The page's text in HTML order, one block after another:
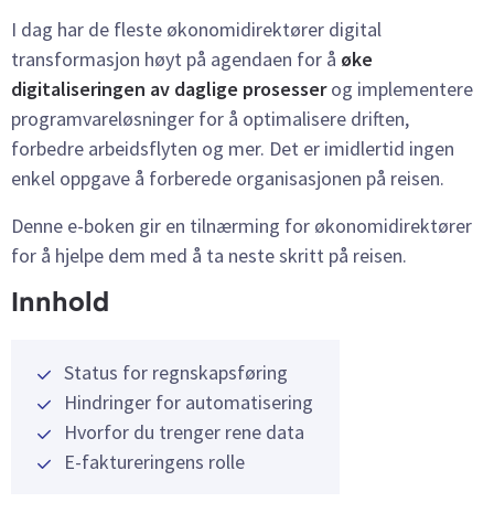
I dag har de fleste økonomidirektører digital
transformasjon høyt på agendaen for å øke
digitaliseringen av daglige prosesserog implementere
programvareløsninger for å optimalisere driften,
forbedre arbeidsflyten og mer. Det er imidlertid ingen
enkel oppgave å forberede organisasjonen på reisen.
Denne e-boken gir en tilnærming for økonomidirektører
for å hjelpe dem med å ta neste skritt på reisen.
Innhold
Status for regnskapsføring
Hindringer for automatisering
Hvorfor du trenger rene data
E-faktureringens rolle